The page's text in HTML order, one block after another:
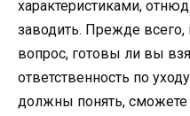
характеристиками,
заводить. Прежде
вопрос, готовы ли вы
ответственность по
должны понять, сможете